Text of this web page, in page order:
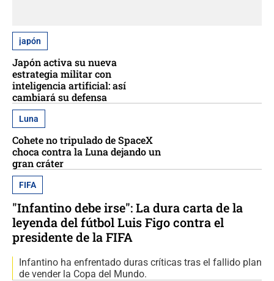
japón
Japón activa su nueva
estrategia militar con
inteligencia artificial: así
cambiará su defensa
Luna
Cohete no tripulado de SpaceX
choca contra la Luna dejando un
gran cráter
FIFA
"Infantino debe irse": La dura carta de la
leyenda del fútbol Luis Figo contra el
presidente de la FIFA
Infantino ha enfrentado duras críticas tras el fallido plan
de vender la Copa del Mundo.